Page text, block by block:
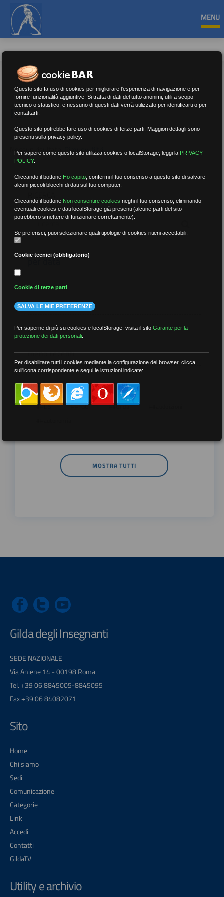
MENU
RSU
Nessun risultato.Rimuovi filtri
per data
più recenti
meno recenti
per tag
##DS ##FGU ##Gilda
MOSTRA TUTTI
Gilda degli Insegnanti
SEDE NAZIONALE
Via Aniene 14 - 00198 Roma
Tel. +39 06 8845005-8845095
Fax +39 06 84082071
Sito
Home
Chi siamo
Sedi
Comunicazione
Categorie
Link
Accedi
Contatti
GildaTV
Utility e archivio
Questo sito fa uso di cookies per migliorare l'esperienza di navigazione e per
fornire funzionalità aggiuntive. Si tratta di dati del tutto anonimi, utili a scopo
tecnico o statistico, e nessuno di questi dati verrà utilizzato per identificarti o per
contattarti.
Questo sito potrebbe fare uso di cookies di terze parti. Maggiori dettagli sono
presenti sulla privacy policy.
Per sapere come questo sito utilizza cookies o localStorage, leggi la PRIVACY
POLICY.
Cliccando il bottone Ho capito ,confermi il tuo consenso a questo sito di salvare
alcuni piccoli blocchi di dati sul tuo computer.
Cliccando il bottone Non consentire cookies neghi il tuo consenso, eliminando
eventuali cookies e dati localStorage già presenti (alcune parti del sito
potrebbero smettere di funzionare correttamente).
Se preferisci, puoi selezionare quali tipologie di cookies ritieni accettabili:
Cookie tecnici (obbligatorio)
Cookie di terze parti
SALVA LE MIE PREFERENZE
Per saperne di più su cookies e localStorage, visita il sitoGarante per la
protezione dei dati personali
Per disabilitare tutti i cookies mediante la configurazione del browser, clicca
sull'icona corrispondente e segui le istruzioni indicate: